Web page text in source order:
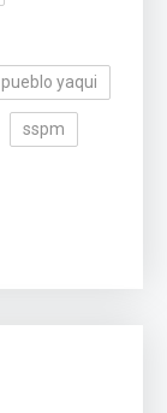
pueblo yaqui
sspm